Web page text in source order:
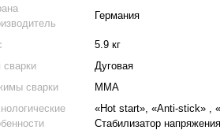
Германия
5.9 кг
сварки
Дуговая
сварки
ММА
«Hot start», «Anti-stick» ,
Стабилизатор напряжения